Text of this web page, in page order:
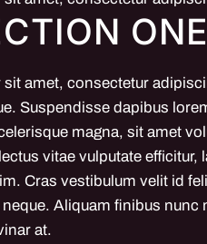
amet, consectetur
Suspendisse dapibus
magna, sit amet
vitae vulputate
Cras vestibulum velit id
neque. Aliquam finibus
at.